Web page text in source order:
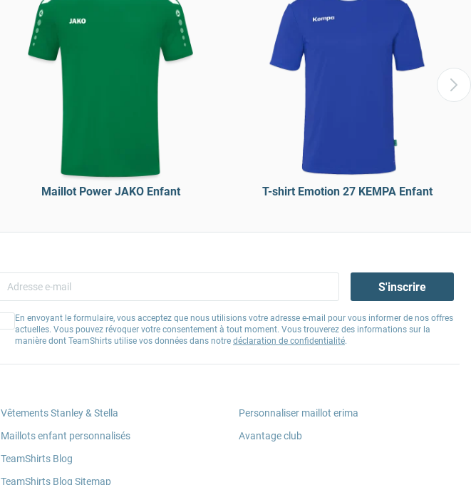
Maillot Power JAKO Enfant T-shirt Emotion 27 KEMPA Enfant
S'inscrire
En envoyant le formulaire, vous acceptez que nous utilisions votre adresse e-mail pour vous informer de nos offres
actuelles. Vous pouvez révoquer votre consentement à tout moment. Vous trouverez des informations sur la
manière dont TeamShirts utilise vos données dans notre déclaration de confidentialité.
Vêtements Stanley & Stella
Maillots enfant personnalisés
TeamShirts Blog
TeamShirts Blog Sitemap
Personnaliser maillot erima
Avantage club